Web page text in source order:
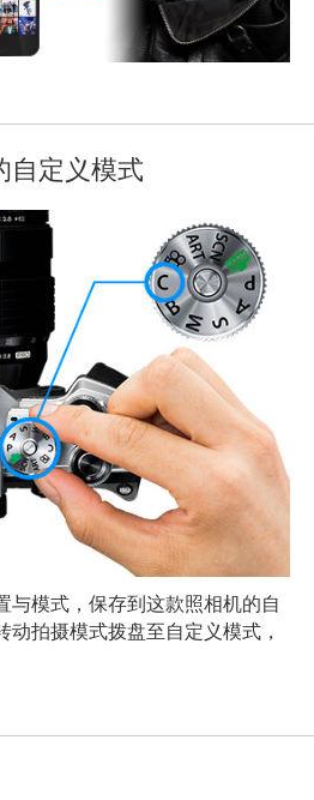
自定义模式
与模式，保存到这款照相机的自
动拍摄模式拨盘至自定义模式，